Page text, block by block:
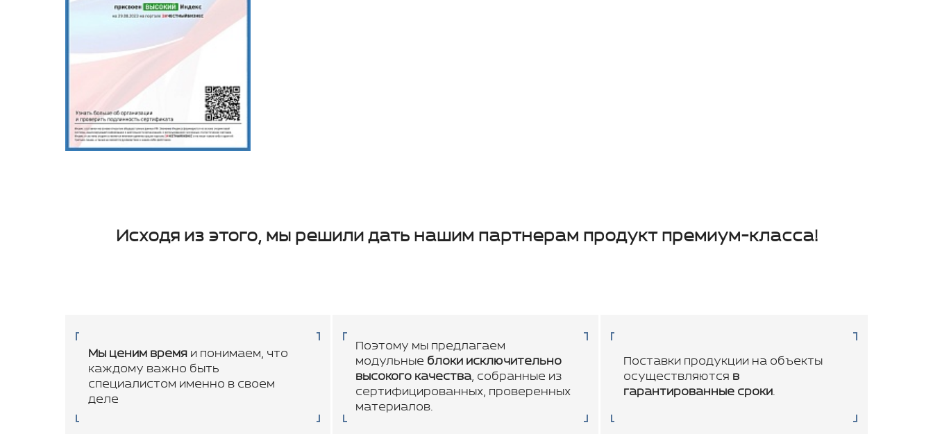
Исходя из этого, мы решили дать нашим партнерам продукт премиум-класса!
Мы ценим время и понимаем, что
каждому важно быть
специалистом именно в своем
деле
Поэтому мы предлагаем
модульные блоки исключительно
высокого качества, собранные из
сертифицированных, проверенных
материалов.
Поставки продукции на объекты
осуществляются в
гарантированные сроки.